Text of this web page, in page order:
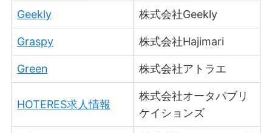
Geekly 株式会社Geekly
Graspy 株式会社Hajimari
Green 株式会社アトラエ
HOTERES求人情報
株式会社オータパブリ
ケイションズ